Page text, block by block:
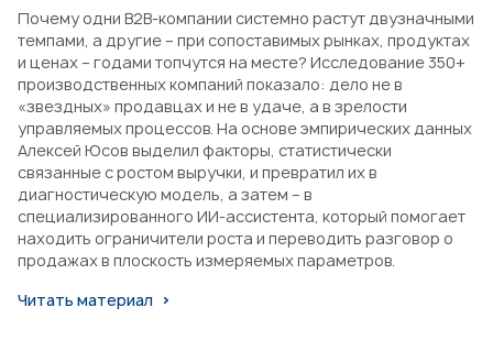
Почему одни B2B-компании системно растут двузначными
темпами, а другие – при сопоставимых рынках, продуктах
и ценах – годами топчутся на месте? Исследование 350+
производственных компаний показало: дело не в
«звездных» продавцах и не в удаче, а в зрелости
управляемых процессов. На основе эмпирических данных
Алексей Юсов выделил факторы, статистически
связанные с ростом выручки, и превратил их в
диагностическую модель, а затем – в
специализированного ИИ-ассистента, который помогает
находить ограничители роста и переводить разговор о
продажах в плоскость измеряемых параметров.
Читать материал